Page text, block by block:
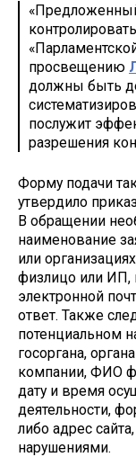
просвещению
должны быть
послужит
разрешения
Форму подачи
утвердило
В обращении
наименование
или
физлицо или ИП,
электронной
ответ. Также
потенциальном
госоргана,
компании, ФИО
дату и время
деятельности,
либо адрес
нарушениями.